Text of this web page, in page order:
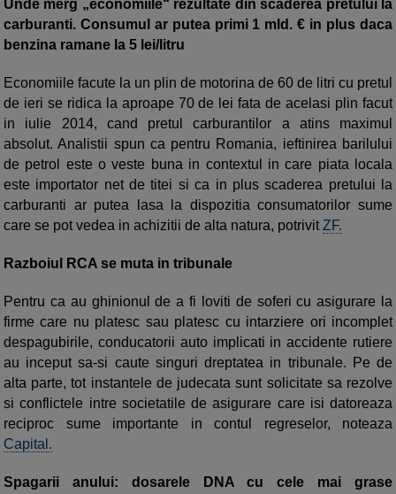
Unde merg „economiile“ rezultate din scaderea pretului la
carburanti. Consumul ar putea primi 1 mld. € in plus daca
benzina ramane la 5 lei/litru
Economiile facute la un plin de motorina de 60 de litri cu pretul
de ieri se ridica la aproape 70 de lei fata de acelasi plin facut
in iulie 2014, cand pretul carburantilor a atins maximul
absolut. Analistii spun ca pentru Romania, ieftinirea barilului
de petrol este o veste buna in contextul in care piata locala
este importator net de titei si ca in plus scaderea pretului la
carburanti ar putea lasa la dispozitia consumatorilor sume
care se pot vedea in achizitii de alta natura, potrivitZF.
Razboiul RCA se muta in tribunale
Pentru ca au ghinionul de a fi loviti de soferi cu asigurare la
firme care nu platesc sau platesc cu intarziere ori incomplet
despagubirile, conducatorii auto implicati in accidente rutiere
au inceput sa-si caute singuri dreptatea in tribunale. Pe de
alta parte, tot instantele de judecata sunt solicitate sa rezolve
si conflictele intre societatile de asigurare care isi datoreaza
reciproc sume importante in contul regreselor, noteaza
Capital.
Spagarii anului: dosarele DNA cu cele mai grase